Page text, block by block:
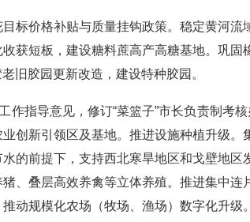
价格补贴与质量挂钩政策。稳定黄河流
获短板，建设糖料蔗高产高糖基地。巩
旧胶园更新改造，建设特种胶园。
指导意见，修订“菜篮子”市长负责制考核
创新引领区及基地。推进设施种植升级
的前提下，支持西北寒旱地区和戈壁地
、叠层高效养禽等立体养殖。推进集中
动规模化农场（牧场、渔场）数字化升